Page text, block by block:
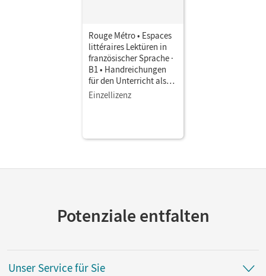
Rouge Métro • Espaces
littéraires Lektüren in
französischer Sprache ·
B1 • Handreichungen
für den Unterricht als
Download Lösungen zu
Einzellizenz
Potenziale entfalten
Unser Service für Sie